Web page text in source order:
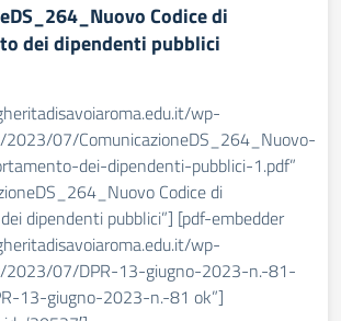
Codice di
dei dipendenti pubblici
wp-
07/ComunicazioneDS_264_Nuovo-
dei-dipendenti-pubblici-1.pdf”
Codice di
dipendenti pubblici”] [pdf-embedder
wp-
2023/07/DPR-13-giugno-2023-n.-81-
13-giugno-2023-n.-81 ok”]